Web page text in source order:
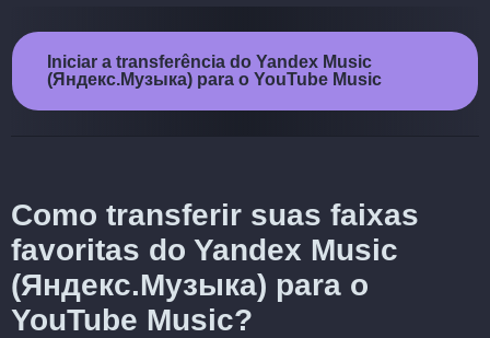
Iniciar a transferência do Yandex Music
(Яндекс.Музыка) para o YouTube Music
Como transferir suas faixas
favoritas do Yandex Music
(Яндекс.Музыка) para o
YouTube Music?